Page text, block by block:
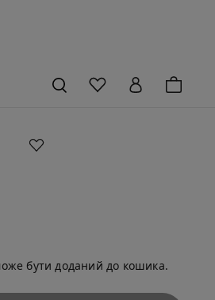
бути доданий до кошика.